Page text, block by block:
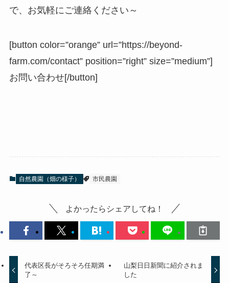
で、お気軽にご連絡ください～
[button color=”orange” url=”https://beyond-
farm.com/contact” position=”right” size=”medium”]
お問い合わせ[/button]
自然農園（畑の様子） 市民農園
よかったらシェアしてね！
代表区長がそろそろ任期満
了～
山梨日日新聞に紹介されま
した